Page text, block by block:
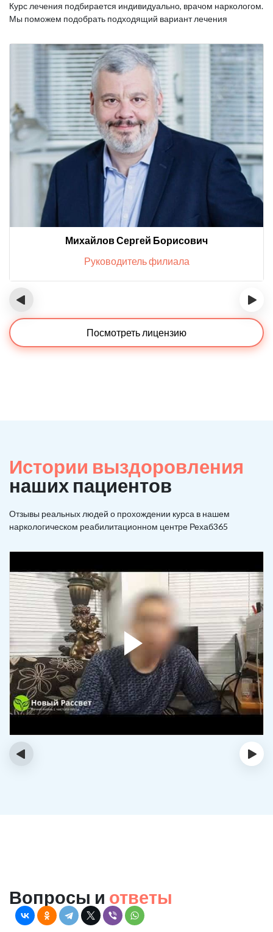
Курс лечения подбирается индивидуально, врачом наркологом.
Мы поможем подобрать подходящий вариант лечения
Михайлов Сергей Борисович
Руководитель филиала
‹ ›
Посмотреть лицензию
Истории выздоровления
наших пациентов
Отзывы реальных людей о прохождении курса в нашем
наркологическом реабилитационном центре Рехаб365
‹ ›
Вопросы и ответы